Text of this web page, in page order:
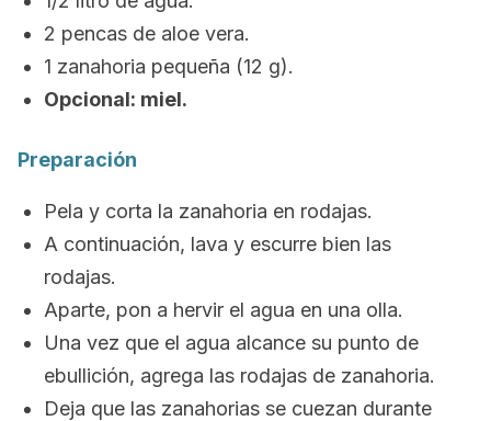
2 pencas de aloe vera.
1 zanahoria pequeña (12 g).
Opcional: miel.
Preparación
Pela y corta la zanahoria en rodajas.
A continuación, lava y escurre bien las
rodajas.
Aparte, pon a hervir el agua en una olla.
Una vez que el agua alcance su punto de
ebullición, agrega las rodajas de zanahoria.
Deja que las zanahorias se cuezan durante